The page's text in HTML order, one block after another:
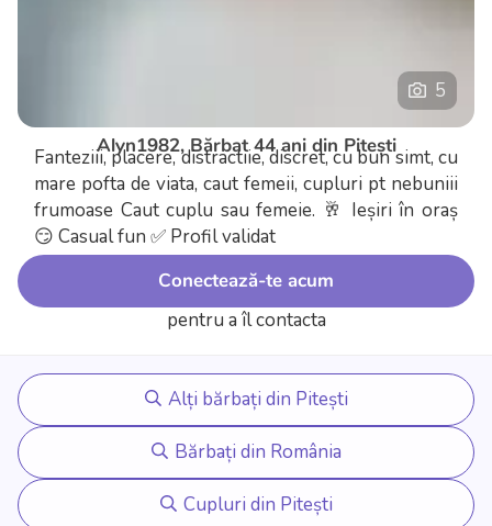
5
Alyn1982, Bărbat 44 ani din Pitești
Fanteziii, placere, distractiie, discret, cu bun simt, cu
mare pofta de viata, caut femeii, cupluri pt nebuniii
frumoase Caut cuplu sau femeie. 🥂 Ieșiri în oraș
😏 Casual fun ✅ Profil validat
Conectează-te acum
pentru a îl contacta
Alți bărbați din Pitești
Bărbați din România
Cupluri din Pitești